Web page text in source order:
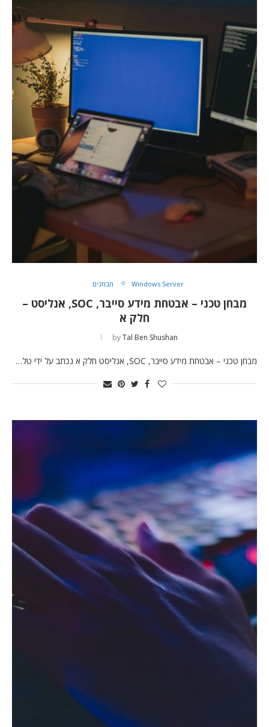
Windows Server מבחנים
מבחן טכני – אבטחת מידע סייבר, SOC, אנליסט –
חלק א
byTal Ben Shushan
מבחן טכני – אבטחת מידע סייבר, SOC, אנליסט חלק א נכתב על ידי טל…